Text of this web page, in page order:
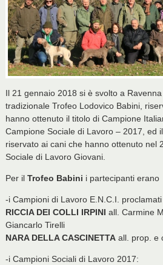
Il 21 gennaio 2018 si è svolto a
tradizionale Trofeo Lodovico Babini,
hanno ottenuto il titolo di Campione
Campione Sociale di Lavoro – 2017, ed
riservato ai cani che hanno ottenuto nel
Sociale di Lavoro Giovani.
Per il Trofeo Babini i partecipanti erano
-i Campioni di Lavoro E.N.C.I.
RICCIA DEI COLLI IRPINI all. Carmine
Giancarlo Tirelli
NARA DELLA CASCINETTAall. prop. e
-i Campioni Sociali di Lavoro 2017: